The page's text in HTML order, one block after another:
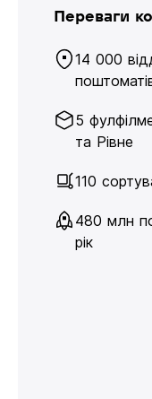
Переваги
14 000
5
та Рівне
110
480 млн
рік